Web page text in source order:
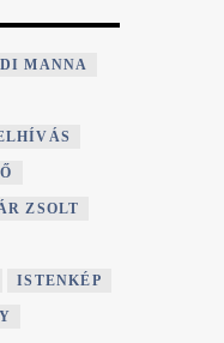
MANNA
ZSOLT
ISTENKÉP